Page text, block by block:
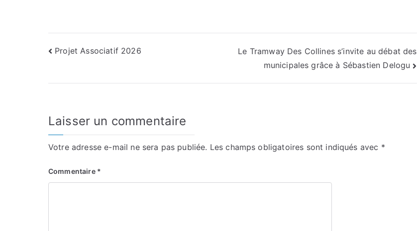
Navigation
Projet Associatif 2026
Le Tramway Des Collines s’invite au débat des
municipales grâce à Sébastien Delogu
Laisser un commentaire
Votre adresse e-mail ne sera pas publiée. Les champs obligatoires sont indiqués avec *
Commentaire *